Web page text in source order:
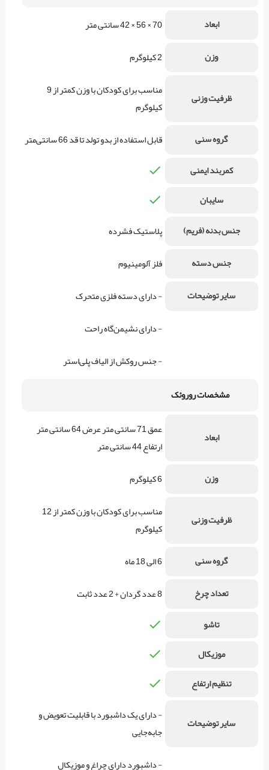
ابعاد
70 × 56 × 42 سانتی متر
وزن
2 کیلوگرم
ظرفیت وزنی
مناسب برای کودکان با وزن کمتر از 9
کیلوگرم
گروه سنی
قابل استفاده از بدو تولد تا قد 66 سانتی‌متر
کمربند ایمنی
سایبان
جنس بدنه (فریم)
پلاستیک فشرده
جنس دسته
فلز آلومینیوم
سایر توضیحات
- دارای دسته فلزی متحرک
- دارای نشیمن‌گاه راحت
- جنس روکش از الیاف پلی‌استر
مشخصات روروئک
ابعاد
عمق 71 سانتی متر عرض 64 سانتی متر
ارتفاع 44 سانتی متر
وزن
6 کیلوگرم
ظرفیت وزنی
مناسب برای کودکان با وزن کمتر از 12
کیلوگرم
گروه سنی
6 الی 18 ماه
تعداد چرخ
8 عدد گردان + 2 عدد ثابت
تاشو
موزیکال
تنظیم ارتفاع
سایر توضیحات
- دارای یک داشبورد با قابلیت تعویض و
جا‌به‌جایی
- داشبورد دارای چراغ و موزیکال